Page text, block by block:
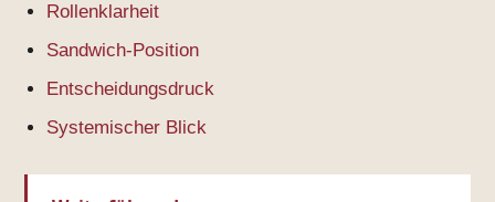
Rollenklarheit
Sandwich-Position
Entscheidungsdruck
Systemischer Blick